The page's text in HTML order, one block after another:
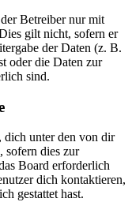
Betreiber nur mit
gilt nicht, sofern er
der Daten (z. B.
oder die Daten zur
sind.
dich unter den von dir
sofern dies zur
Board erforderlich
dich kontaktieren,
gestattet hast.